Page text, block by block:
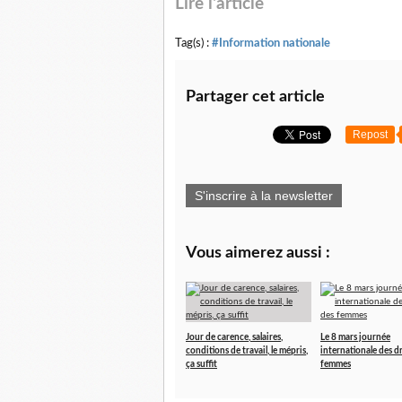
Lire l'article
Tag(s) : #Information nationale
Partager cet article
Repost
S'inscrire à la newsletter
Vous aimerez aussi :
Jour de carence, salaires,
conditions de travail, le mépris,
ça suffit
Le 8 mars journée
internationale des
femmes